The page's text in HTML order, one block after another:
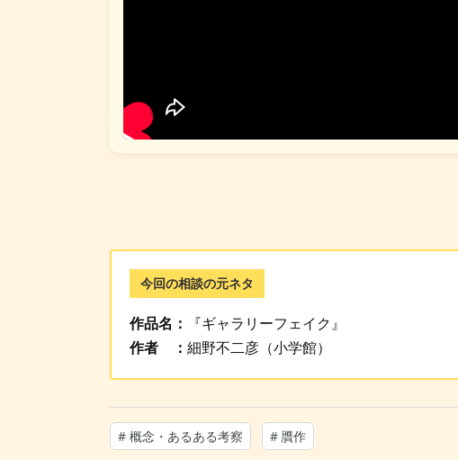
今回の相談の元ネタ
作品名：
『ギャラリーフェイク』
作者 ： 細野不二彦（小学館）
# 概念・あるある考察 # 贋作